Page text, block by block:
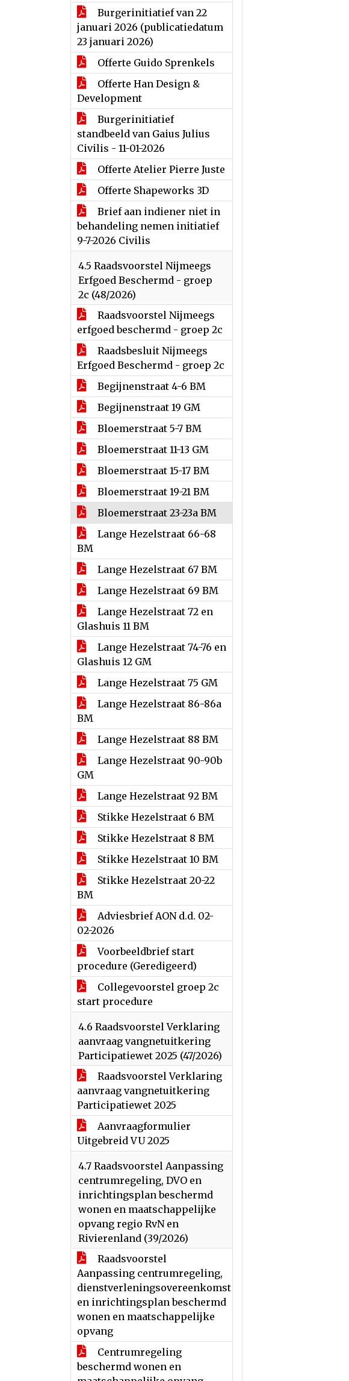
Burgerinitiatief van 22
januari 2026 (publicatiedatum
23 januari 2026)
Offerte Guido Sprenkels
Offerte Han Design &
Development
Burgerinitiatief
standbeeld van Gaius Julius
Civilis - 11-01-2026
Offerte Atelier Pierre Juste
Offerte Shapeworks 3D
Brief aan indiener niet in
behandeling nemen initiatief
9-7-2026 Civilis
4.5 Raadsvoorstel Nijmeegs
Erfgoed Beschermd - groep
2c (48/2026)
Raadsvoorstel Nijmeegs
erfgoed beschermd - groep 2c
Raadsbesluit Nijmeegs
Erfgoed Beschermd - groep 2c
Begijnenstraat 4-6 BM
Begijnenstraat 19 GM
Bloemerstraat 5-7 BM
Bloemerstraat 11-13 GM
Bloemerstraat 15-17 BM
Bloemerstraat 19-21 BM
Bloemerstraat 23-23a BM
Lange Hezelstraat 66-68
BM
Lange Hezelstraat 67 BM
Lange Hezelstraat 69 BM
Lange Hezelstraat 72 en
Glashuis 11 BM
Lange Hezelstraat 74-76 en
Glashuis 12 GM
Lange Hezelstraat 75 GM
Lange Hezelstraat 86-86a
BM
Lange Hezelstraat 88 BM
Lange Hezelstraat 90-90b
GM
Lange Hezelstraat 92 BM
Stikke Hezelstraat 6 BM
Stikke Hezelstraat 8 BM
Stikke Hezelstraat 10 BM
Stikke Hezelstraat 20-22
BM
Adviesbrief AON d.d. 02-
02-2026
Voorbeeldbrief start
procedure (Geredigeerd)
Collegevoorstel groep 2c
start procedure
4.6 Raadsvoorstel Verklaring
aanvraag vangnetuitkering
Participatiewet 2025 (47/2026)
Raadsvoorstel Verklaring
aanvraag vangnetuitkering
Participatiewet 2025
Aanvraagformulier
Uitgebreid VU 2025
4.7 Raadsvoorstel Aanpassing
centrumregeling, DVO en
inrichtingsplan beschermd
wonen en maatschappelijke
opvang regio RvN en
Rivierenland (39/2026)
Raadsvoorstel
Aanpassing centrumregeling,
dienstverleningsovereenkomst
en inrichtingsplan beschermd
wonen en maatschappelijke
opvang
Centrumregeling
beschermd wonen en